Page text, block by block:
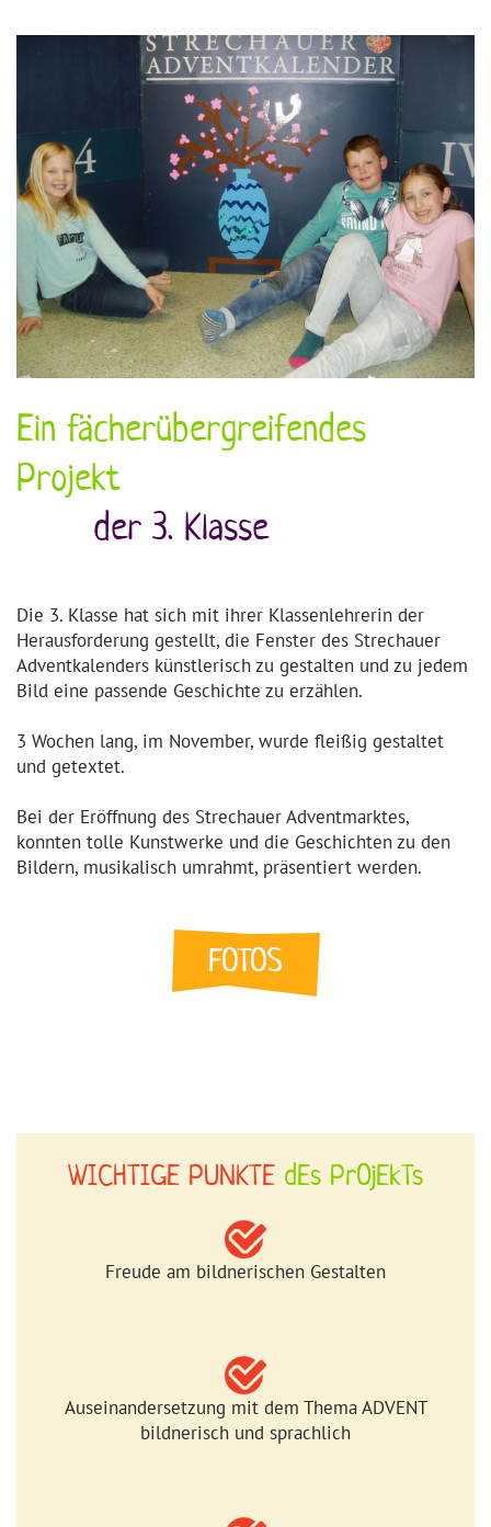
Ein fächerübergreifendes
Projekt
der 3. Klasse
Die 3. Klasse hat sich mit ihrer Klassenlehrerin der
Herausforderung gestellt, die Fenster des Strechauer
Adventkalenders künstlerisch zu gestalten und zu jedem
Bild eine passende Geschichte zu erzählen.
3 Wochen lang, im November, wurde fleißig gestaltet
und getextet.
Bei der Eröffnung des Strechauer Adventmarktes,
konnten tolle Kunstwerke und die Geschichten zu den
Bildern, musikalisch umrahmt, präsentiert werden.
WICHTIGE PUNKTE dEs PrOjEkTs
Freude am bildnerischen Gestalten
Auseinandersetzung mit dem Thema ADVENT
bildnerisch und sprachlich